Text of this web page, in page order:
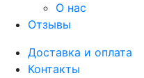
О нас
Отзывы
Доставка и оплата
Контакты